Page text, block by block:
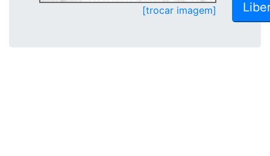
[trocar imagem]